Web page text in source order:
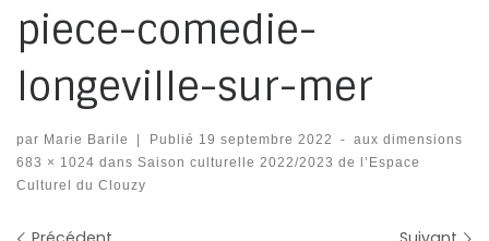
piece-comedie-
longeville-sur-mer
par Marie Barile | Publié 19 septembre 2022 -
aux dimensions
683 × 1024 dans Saison culturelle 2022/2023 de l’Espace
Culturel du Clouzy